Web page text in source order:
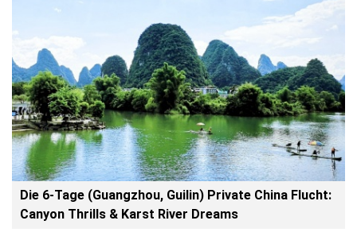
Die 6-Tage (Guangzhou, Guilin) Private China Flucht:
Canyon Thrills & Karst River Dreams